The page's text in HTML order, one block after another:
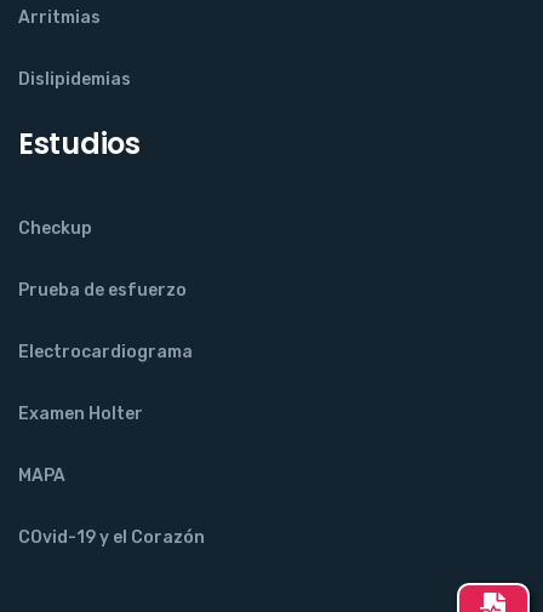
Arritmias
Dislipidemias
Estudios
Checkup
Prueba de esfuerzo
Electrocardiograma
Examen Holter
MAPA
COvid-19 y el Corazón